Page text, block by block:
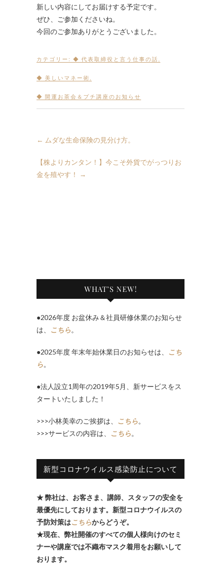
新しい内容にしてお届けする予定です。
ぜひ、ご参加くださいね。
今回のご参加ありがとうございました。
カテゴリー: ◆ 代表取締役と言う仕事の話
◆ 美しいマネー術
◆ 開運お茶会＆プチ講座のお知らせ
← ムダな生命保険の見分け方。
【株よりカンタン！】今こそ外貨でがっつりお
金を殖やす！
→
WHAT’S NEW!
●2026年度 お盆休み＆社員研修休業のお知らせ
は、
こちら。
●2025年度 年末年始休業日のお知らせは、
こち
ら。
●法人設立1周年の2019年5月、新サービスをス
タートいたしました！
>>>小林美幸のご挨拶は、 こちら。
>>>サービスの内容は、
こちら。
新型コロナウイルス感染防止について
★ 弊社は、お客さま、講師、スタッフの安全を
最優先にしております。新型コロナウイルスの
予防対策はこちらからどうぞ。
★現在、弊社開催のすべての個人様向けのセミ
ナーや講座では不織布マスク着用をお願いして
おります。